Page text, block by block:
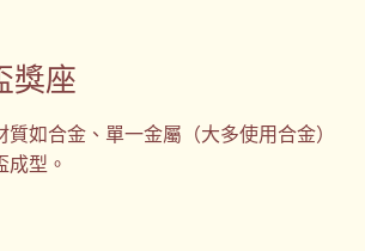
獎座
如合金、單一金屬（大多使用合金）
型。